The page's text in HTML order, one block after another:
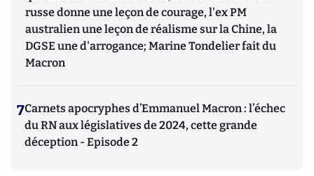
russe donne une leçon de courage, l'ex PM
australien une leçon de réalisme sur la Chine, la
DGSE une d'arrogance; Marine Tondelier fait du
Macron
7Carnets apocryphes d’Emmanuel Macron : l’échec
du RN aux législatives de 2024, cette grande
déception - Episode 2